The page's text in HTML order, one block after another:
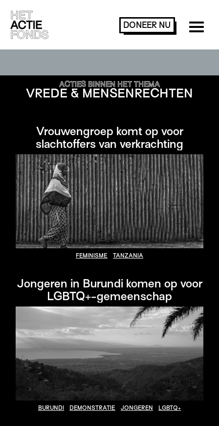
DONEER NU
ACTIES BINNEN HET THEMA
VREDE & MENSENRECHTEN
Vrouwengroep komt op voor
slachtoffers van verkrachting
FEMINISME TANZANIA
Jongeren in Burundi komen op voor
LGBTQ+-gemeenschap
BURUNDI DEMONSTRATIE JONGEREN LGBTQ+